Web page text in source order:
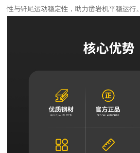
性与钎尾运动稳定性，助力凿岩机平稳运行。